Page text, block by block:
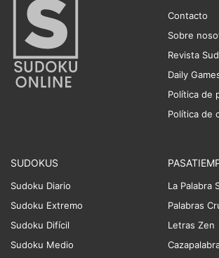
Contacto
Sobre
Revista
Daily
Política de
Política de
SUDOKUS
Sudoku Diario
Sudoku Extremo
Sudoku Difícil
Sudoku Medio
La Palabra
Palabras
Letras Zen